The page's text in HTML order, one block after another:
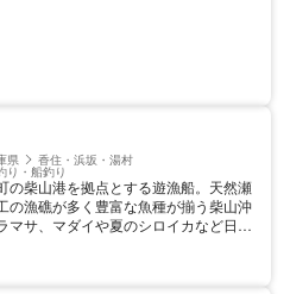
県 香住・浜坂・湯村
り・船釣り
の柴山港を拠点とする遊漁船。天然瀬
の漁礁が多く豊富な魚種が揃う柴山沖
マサ、マダイや夏のシロイカなど日本